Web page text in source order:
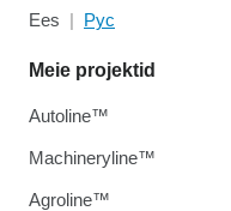
Ees Рус
Meie projektid
Autoline™
Machineryline™
Agroline™